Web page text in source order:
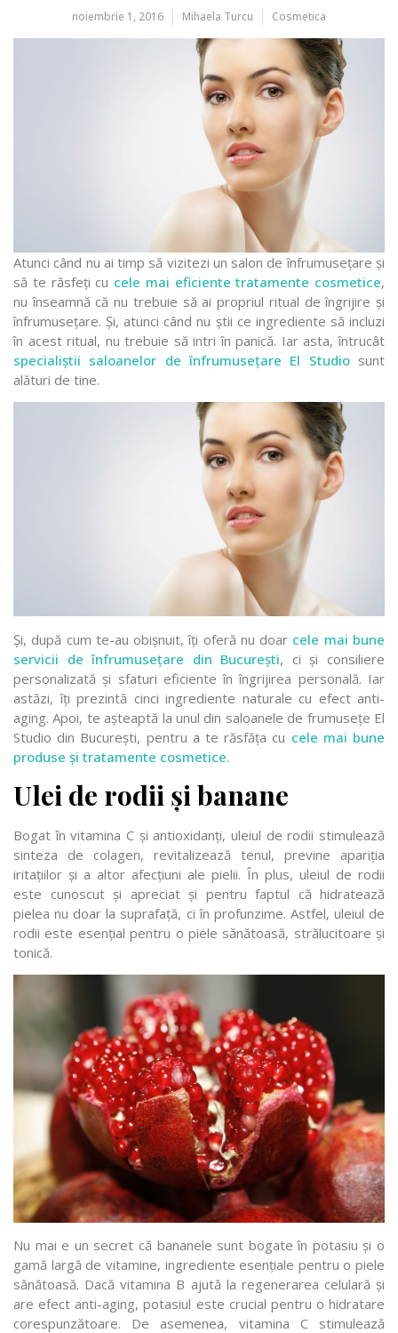
noiembrie 1, 2016 Mihaela Turcu Cosmetica
Atunci când nu ai timp să vizitezi un salon de înfrumusețare și
să te răsfeți cu cele mai eficiente tratamente cosmetice,
nu înseamnă că nu trebuie să ai propriul ritual de îngrijire și
înfrumusețare. Și, atunci când nu știi ce ingrediente să incluzi
în acest ritual, nu trebuie să intri în panică. Iar asta, întrucât
specialiștii saloanelor de înfrumusețare El Studiosunt
alături de tine.
Și, după cum te-au obișnuit, îți oferă nu doar cele mai bune
servicii de înfrumusețare din București, ci și consiliere
personalizată și sfaturi eficiente în îngrijirea personală. Iar
astăzi, îți prezintă cinci ingrediente naturale cu efect anti-
aging. Apoi, te așteaptă la unul din saloanele de frumusețe El
Studio din București, pentru a te răsfăța cu cele mai bune
produse și tratamente cosmetice.
Ulei de rodii și banane
Bogat în vitamina C și antioxidanți, uleiul de rodii stimulează
sinteza de colagen, revitalizează tenul, previne apariția
iritațiilor și a altor afecțiuni ale pielii. În plus, uleiul de rodii
este cunoscut și apreciat și pentru faptul că hidratează
pielea nu doar la suprafață, ci în profunzime. Astfel, uleiul de
rodii este esențial pentru o piele sănătoasă, strălucitoare și
tonică.
Nu mai e un secret că bananele sunt bogate în potasiu și o
gamă largă de vitamine, ingrediente esențiale pentru o piele
sănătoasă. Dacă vitamina B ajută la regenerarea celulară și
are efect anti-aging, potasiul este crucial pentru o hidratare
corespunzătoare. De asemenea, vitamina C stimulează